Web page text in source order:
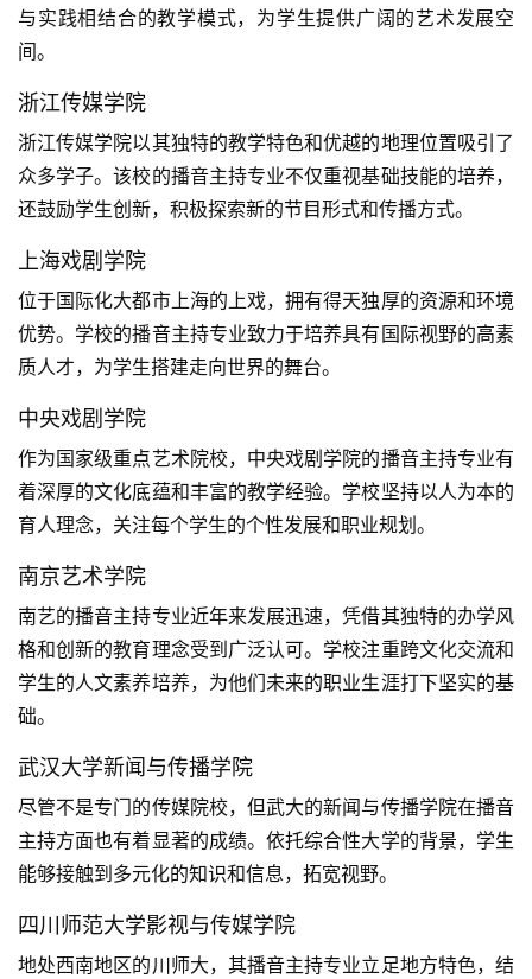
与实践相结合的教学模式，为学生提供广阔的艺术发展空
间。
浙江传媒学院
浙江传媒学院以其独特的教学特色和优越的地理位置吸引了
众多学子。该校的播音主持专业不仅重视基础技能的培养，
还鼓励学生创新，积极探索新的节目形式和传播方式。
上海戏剧学院
位于国际化大都市上海的上戏，拥有得天独厚的资源和环境
优势。学校的播音主持专业致力于培养具有国际视野的高素
质人才，为学生搭建走向世界的舞台。
中央戏剧学院
作为国家级重点艺术院校，中央戏剧学院的播音主持专业有
着深厚的文化底蕴和丰富的教学经验。学校坚持以人为本的
育人理念，关注每个学生的个性发展和职业规划。
南京艺术学院
南艺的播音主持专业近年来发展迅速，凭借其独特的办学风
格和创新的教育理念受到广泛认可。学校注重跨文化交流和
学生的人文素养培养，为他们未来的职业生涯打下坚实的基
础。
武汉大学新闻与传播学院
尽管不是专门的传媒院校，但武大的新闻与传播学院在播音
主持方面也有着显著的成绩。依托综合性大学的背景，学生
能够接触到多元化的知识和信息，拓宽视野。
四川师范大学影视与传媒学院
地处西南地区的川师大，其播音主持专业立足地方特色，结